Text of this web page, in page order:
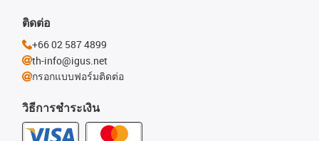
วิธีการชำระเงิน
ติดต่อ
+66 02 587 4899
th-info@igus.net
กรอกแบบฟอร์มติดต่อ